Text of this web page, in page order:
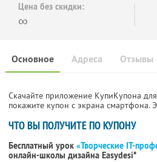
Цена без скидки:
∞
Основное Отзывы
Адреса
Скачайте приложение КупиКупона для
покажите купон с экрана смартфона.
ЧТО ВЫ ПОЛУЧИТЕ ПО КУПОНУ
Бесплатный урок «Творческие IT-
онлайн-школы дизайна Easydesi*